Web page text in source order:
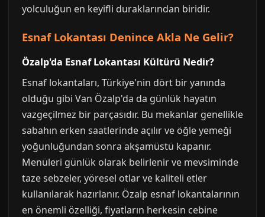
yolculuğun en keyifli duraklarından biridir.
Esnaf Lokantası Denince Akla Ne Gelir?
Özalp'da Esnaf Lokantası Kültürü Nedir?
Esnaf lokantaları, Türkiye'nin dört bir yanında
olduğu gibi Van Özalp'da da günlük hayatın
vazgeçilmez bir parçasıdır. Bu mekanlar genellikle
sabahın erken saatlerinde açılır ve öğle yemeği
yoğunluğundan sonra akşamüstü kapanır.
Menüleri günlük olarak belirlenir ve mevsiminde
taze sebzeler, yöresel otlar ve kaliteli etler
kullanılarak hazırlanır. Özalp esnaf lokantalarının
en önemli özelliği, fiyatların herkesin cebine